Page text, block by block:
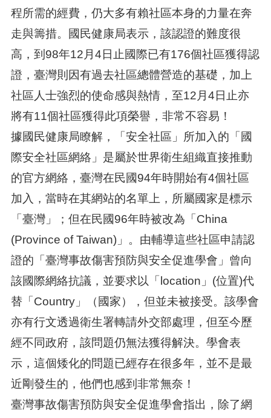
程所需的經費，仍大多有賴社區本身的力量在奔
走與籌措。國民健康局表示，該認證的難度很
高，到98年12月4日止國際已有176個社區獲得認
證，臺灣則因有過去社區總體營造的基礎，加上
社區人士強烈的使命感與熱情，至12月4日止亦
將有11個社區獲得此項榮譽，非常不容易！
據國民健康局瞭解，「安全社區」所加入的「國
際安全社區網絡」是屬於世界衛生組織直接推動
的官方網絡，臺灣在民國94年時開始有4個社區
加入，當時在其網站的名單上，所屬國家是標示
「臺灣」；但在民國96年時被改為「China
(Province of Taiwan)」。由輔導這些社區申請認
證的「臺灣事故傷害預防與安全促進學會」曾向
該國際網絡抗議，並要求以「location」(位置)代
替「Country」（國家），但並未被接受。該學會
亦有行文透過衛生署轉請外交部處理，但至今歷
經不同政府，該問題仍無法獲得解決。學會表
示，這個矮化的問題已經存在很多年，並不是最
近剛發生的，他們也感到非常無奈！
臺灣事故傷害預防與安全促進學會指出，除了網